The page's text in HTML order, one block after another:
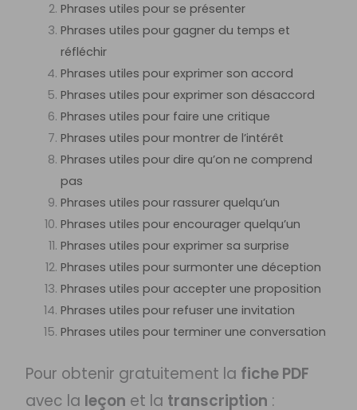
Phrases utiles pour se présenter
Phrases utiles pour gagner du temps et
réfléchir
Phrases utiles pour exprimer son accord
Phrases utiles pour exprimer son désaccord
Phrases utiles pour faire une critique
Phrases utiles pour montrer de l’intérêt
Phrases utiles pour dire qu’on ne comprend
pas
Phrases utiles pour rassurer quelqu’un
Phrases utiles pour encourager quelqu’un
Phrases utiles pour exprimer sa surprise
Phrases utiles pour surmonter une déception
Phrases utiles pour accepter une proposition
Phrases utiles pour refuser une invitation
Phrases utiles pour terminer une conversation
Pour obtenir gratuitement la fiche PDF
avec la leçon et la transcription :